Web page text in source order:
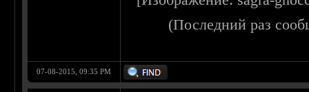
(Последний раз
07-08-2015, 09:35 PM